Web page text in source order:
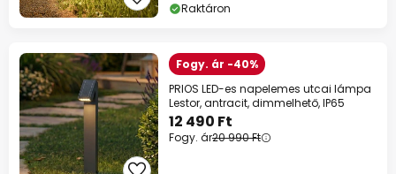
Raktáron
Fogy. ár -40%
PRIOS LED-es napelemes utcai lámpa
Lestor, antracit, dimmelhető, IP65
12 490 Ft
Fogy. ár20 990 Ft